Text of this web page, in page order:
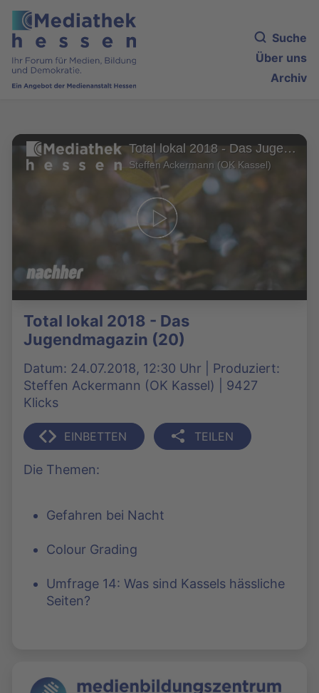
Suche
Über uns
Archiv
Total lokal 2018 - Das Jugendmagazin (20)
Steffen Ackermann (OK Kassel)
Total lokal 2018 - Das
Jugendmagazin (20)
Datum: 24.07.2018, 12:30 Uhr | Produziert:
Steffen Ackermann (OK Kassel) | 9427
Klicks
EINBETTEN TEILEN
Die Themen:
Gefahren bei Nacht
Colour Grading
Umfrage 14: Was sind Kassels hässliche
Seiten?